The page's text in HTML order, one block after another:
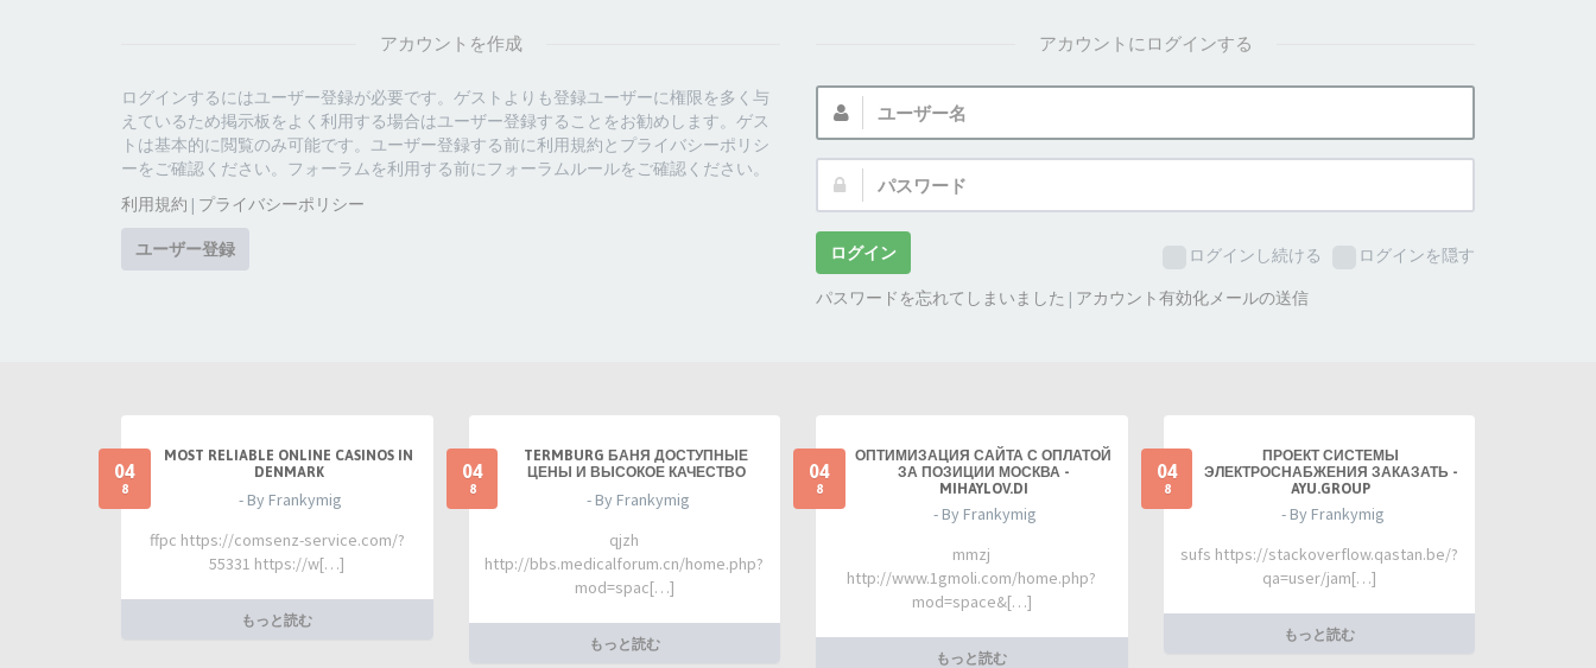
アカウントを作成
ログインするにはユーザー登録が必要です。ゲストよりも登録ユーザーに権限を多く与
えているため掲示板をよく利用する場合はユーザー登録することをお勧めします。ゲス
トは基本的に閲覧のみ可能です。ユーザー登録する前に利用規約とプライバシーポリシ
ーをご確認ください。フォーラムを利用する前にフォーラムルールをご確認ください。
利用規約 | プライバシーポリシー
ユーザー登録
アカウントにログインする
ユ
ザ
ー
名:
ワ
ー
ド:
ログインし続ける ログインを隠す
ログイン
パスワードを忘れてしまいました | アカウント有効化メールの送信
04
8
MOST RELIABLE ONLINE CASINOS IN
DENMARK
- By Frankymig
ffpc https://comsenz-service.com/?
55331 https://w[…]
もっと読む
04
8
TERMBURG БАНЯ ДОСТУПНЫЕ
ЦЕНЫ И ВЫСОКОЕ КАЧЕСТВО
- By Frankymig
qjzh
http://bbs.medicalforum.cn/home.php?
mod=spac[…]
もっと読む
04
8
ОПТИМИЗАЦИЯ САЙТА С ОПЛАТОЙ
ЗА ПОЗИЦИИ МОСКВА -
MIHAYLOV.DI
- By Frankymig
mmzj
http://www.1gmoli.com/home.php?
mod=space&[…]
もっと読む
04
8
ПРОЕКТ СИСТЕМЫ
ЭЛЕКТРОСНАБЖЕНИЯ ЗАКАЗАТЬ -
AYU.GROUP
- By Frankymig
sufs https://stackoverflow.qastan.be/?
qa=user/jam[…]
もっと読む